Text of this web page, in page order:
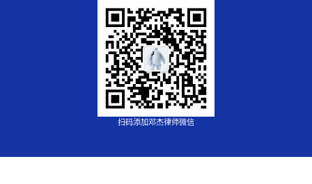
扫码添加邓杰律师微信